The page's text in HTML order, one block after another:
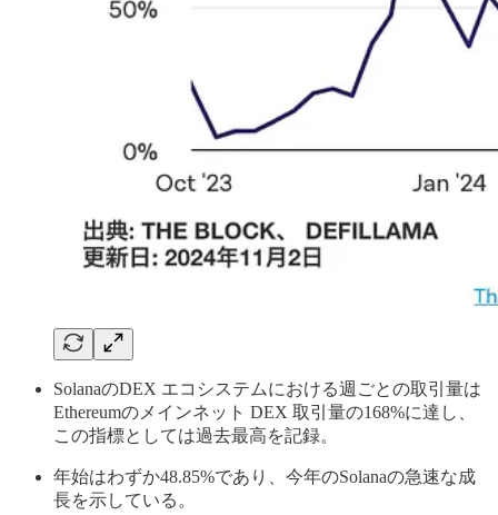
SolanaのDEX エコシステムにおける週ごとの取引量は
Ethereumのメインネット DEX 取引量の168%に達し、
この指標としては過去最高を記録。
年始はわずか48.85%であり、今年のSolanaの急速な成
長を示している。